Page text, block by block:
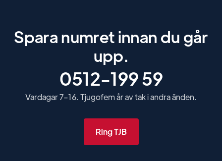
Spara numret innan du går
upp.
0512-199 59
Vardagar 7–16. Tjugofem år av tak i andra änden.
Ring TJB